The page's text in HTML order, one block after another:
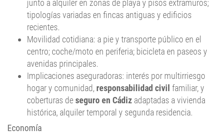
junto a alquiler en zonas de playa y pisos extramuros;
tipologías variadas en fincas antiguas y edificios
recientes.
Movilidad cotidiana: a pie y transporte público en el
centro; coche/moto en periferia; bicicleta en paseos y
avenidas principales.
Implicaciones aseguradoras: interés por multirriesgo
hogar y comunidad, responsabilidad civil familiar, y
coberturas deseguro en Cádiz adaptadas a vivienda
histórica, alquiler temporal y segunda residencia.
Economía